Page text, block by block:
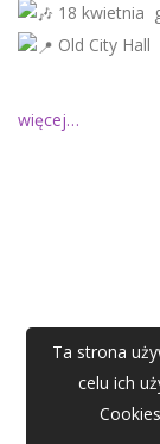
18 kwietnia
Old City Hall
więcej…
Ta strona
celu ich